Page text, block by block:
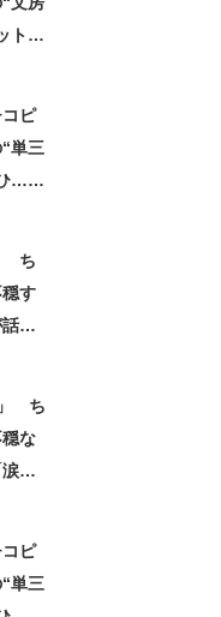
ト騒
コピ
単三
…人
ち
す
」 ち
な
し
コピ
単三